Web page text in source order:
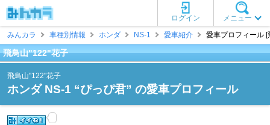
メニュー
ログイン
みんカラ
車種別情報 ホンダ NS-1 愛車紹介 愛車プロフィール
飛鳥山"122"花子
飛鳥山"122"花子
ホンダ NS-1 “ぴっぴ君” の愛車プロフィール